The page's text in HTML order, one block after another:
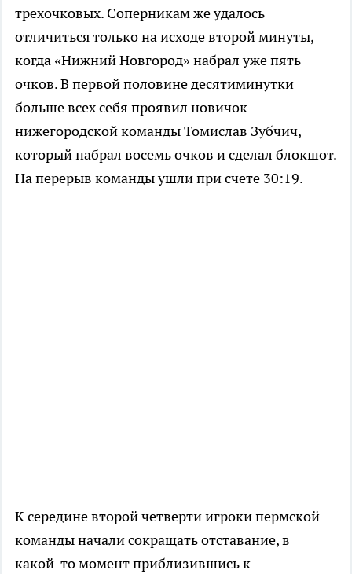
трехочковых. Соперникам же удалось
отличиться только на исходе второй минуты,
когда «Нижний Новгород» набрал уже пять
очков. В первой половине десятиминутки
больше всех себя проявил новичок
нижегородской команды Томислав Зубчич,
который набрал восемь очков и сделал блокшот.
На перерыв команды ушли при счете 30:19.
К середине второй четверти игроки пермской
команды начали сокращать отставание, в
какой-то момент приблизившись к